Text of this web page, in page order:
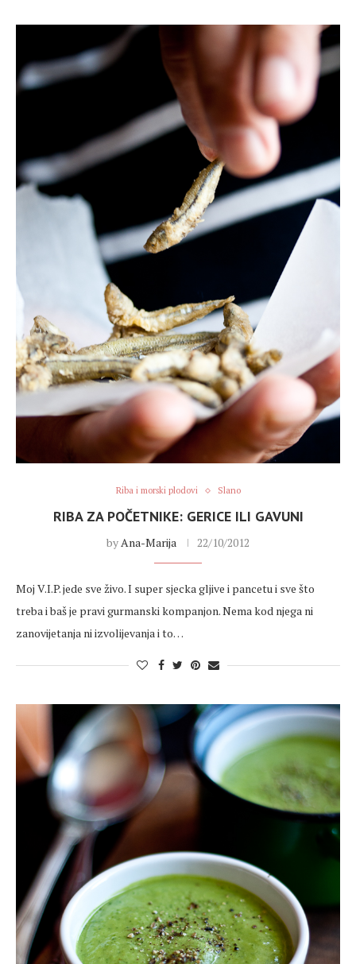
Riba i morski plodovi Slano
RIBA ZA POČETNIKE: GERICE ILI GAVUNI
byAna-Marija 22/10/2012
Moj V.I.P. jede sve živo. I super sjecka gljive i pancetu i sve što
treba i baš je pravi gurmanski kompanjon. Nema kod njega ni
zanovijetanja ni izvolijevanja i to…